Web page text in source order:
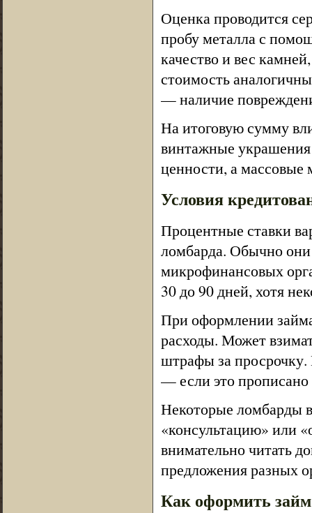
Оценка проводится
пробу металла с
качество и вес
стоимость
— наличие
На итоговую сумму
винтажные украшения
ценности, а
Условия
Процентные ставки
ломбарда. Обычно
микрофинансовых
30 до 90 дней, хотя
При оформлении
расходы. Может
штрафы за просрочку.
— если это прописано
Некоторые ломбарды
«консультацию» или
внимательно читать
предложения разных
Как оформить займ